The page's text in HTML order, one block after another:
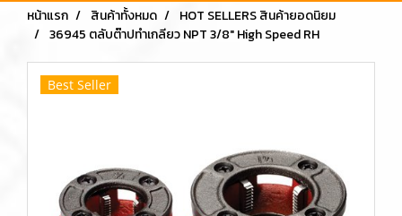
หน้าแรก สินค้าทั้งหมด
HOT SELLERS สินค้ายอดนิยม
36945 ตลับต๊าปทำเกลียว NPT 3/8" High Speed RH
Best Seller